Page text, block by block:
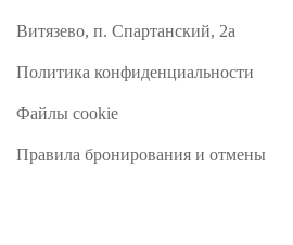
Витязево, п. Спартанский, 2а
Политика конфиденциальности
Файлы cookie
Правила бронирования и отмены